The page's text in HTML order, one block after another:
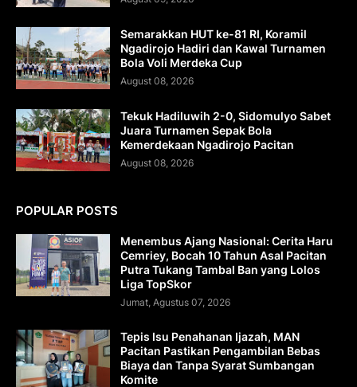
Semarakkan HUT ke-81 RI, Koramil
Ngadirojo Hadiri dan Kawal Turnamen
Bola Voli Merdeka Cup
August 08, 2026
Tekuk Hadiluwih 2-0, Sidomulyo Sabet
Juara Turnamen Sepak Bola
Kemerdekaan Ngadirojo Pacitan
August 08, 2026
POPULAR POSTS
Menembus Ajang Nasional: Cerita Haru
Cemriey, Bocah 10 Tahun Asal Pacitan
Putra Tukang Tambal Ban yang Lolos
Liga TopSkor
Jumat, Agustus 07, 2026
Tepis Isu Penahanan Ijazah, MAN
Pacitan Pastikan Pengambilan Bebas
Biaya dan Tanpa Syarat Sumbangan
Komite